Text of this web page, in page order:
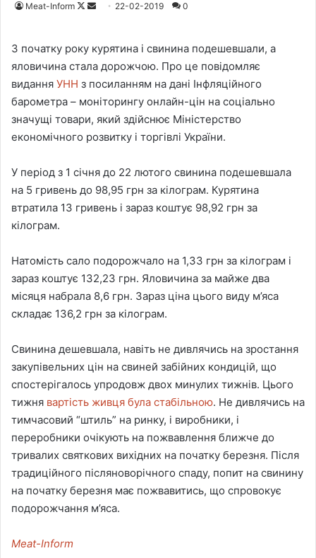
Meat-Inform
F
w
o
n
X
d
n
e
m
a
l
22-02-2019 0
З початку року курятина і свинина подешевшали, а
яловичина стала дорожчою. Про це повідомляє
видання УНН з посиланням на дані Інфляційного
барометра – моніторингу онлайн-цін на соціально
значущі товари, який здійснює Міністерство
економічного розвитку і торгівлі України.
У період з 1 січня до 22 лютого свинина подешевшала
на 5 гривень до 98,95 грн за кілограм. Курятина
втратила 13 гривень і зараз коштує 98,92 грн за
кілограм.
Натомість сало подорожчало на 1,33 грн за кілограм і
зараз коштує 132,23 грн. Яловичина за майже два
місяця набрала 8,6 грн. Зараз ціна цього виду м’яса
складає 136,2 грн за кілограм.
Свинина дешевшала, навіть не дивлячись на зростання
закупівельних цін на свиней забійних кондицій, що
спостерігалось упродовж двох минулих тижнів. Цього
тижня вартість живця була стабільною. Не дивлячись на
тимчасовий “штиль” на ринку, і виробники, і
переробники очікують на пожвавлення ближче до
тривалих святкових вихідних на початку березня. Після
традиційного післяноворічного спаду, попит на свинину
на початку березня має пожвавитись, що спровокує
подорожчання м’яса.
Meat-Inform